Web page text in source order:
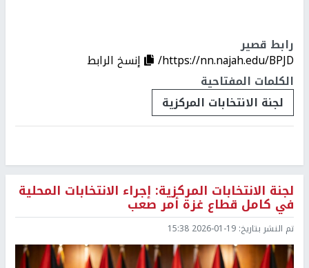
رابط قصير
https://nn.najah.edu/BPJD/
إنسخ الرابط
الكلمات المفتاحية
لجنة الانتخابات المركزية
لجنة الانتخابات المركزية: إجراء الانتخابات المحلية
في كامل قطاع غزة أمر صعب
تم النشر بتاريخ: 2026-01-19 15:38